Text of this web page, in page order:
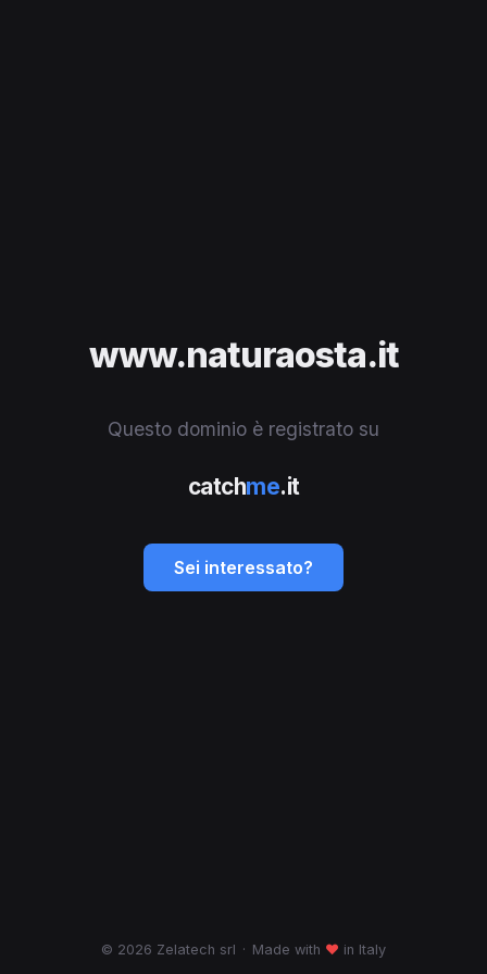
www.naturaosta.it
Questo dominio è registrato su
catchme.it
Sei interessato?
© 2026 Zelatech srl · Made with ♥ in Italy